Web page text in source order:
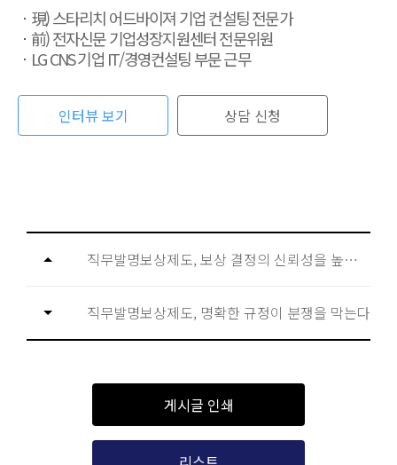
現) 스타리치 어드바이져 기업 컨설팅 전문가
前) 전자신문 기업성장지원센터 전문위원
LG CNS 기업 IT/경영컨설팅 부문 근무
인터뷰 보기 상담 신청
직무발명보상제도, 보상 결정의 신뢰성을 높여야 한다
직무발명보상제도, 명확한 규정이 분쟁을 막는다
게시글 인쇄